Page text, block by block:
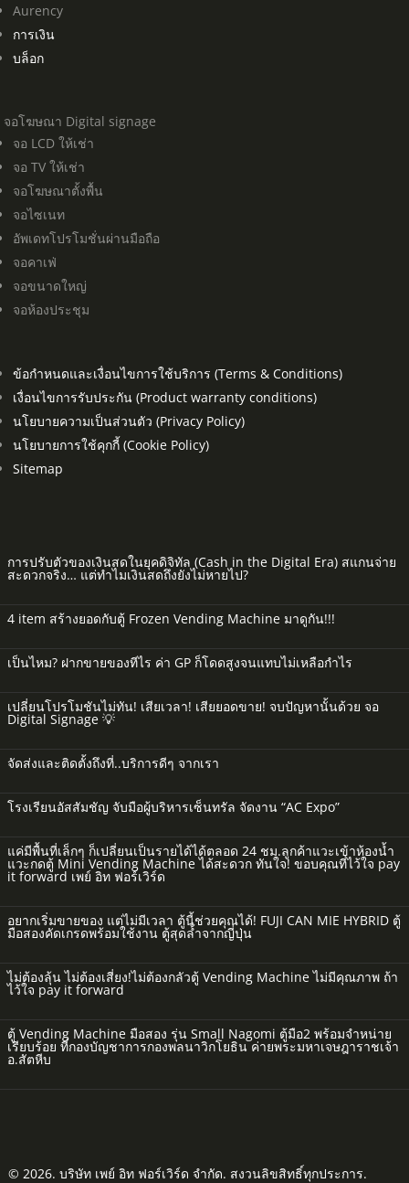
Aurency
การเงิน
บล็อก
จอโฆษณา Digital signage
จอ LCD ให้เช่า
จอ TV ให้เช่า
จอโฆษณาตั้งพื้น
จอไซเนท
อัพเดทโปรโมชั่นผ่านมือถือ
จอคาเฟ่
จอขนาดใหญ่
จอห้องประชุม
ข้อกำหนดและเงื่อนไขการใช้บริการ (Terms & Conditions)
เงื่อนไขการรับประกัน (Product warranty conditions)
นโยบายความเป็นส่วนตัว (Privacy Policy)
นโยบายการใช้คุกกี้ (Cookie Policy)
Sitemap
การปรับตัวของเงินสดในยุคดิจิทัล (Cash in the Digital Era) สแกนจ่าย
สะดวกจริง… แต่ทำไมเงินสดถึงยังไม่หายไป?
4 item สร้างยอดกับตู้ Frozen Vending Machine มาดูกัน!!!
เป็นไหม? ฝากขายของทีไร ค่า GP ก็โดดสูงจนแทบไม่เหลือกำไร
เปลี่ยนโปรโมชันไม่ทัน! เสียเวลา! เสียยอดขาย! จบปัญหานั้นด้วย จอ
Digital Signage 💡
จัดส่งและติดตั้งถึงที่..บริการดีๆ จากเรา
โรงเรียนอัสสัมชัญ จับมือผู้บริหารเซ็นทรัล จัดงาน “AC Expo”
แค่มีพื้นที่เล็กๆ ก็เปลี่ยนเป็นรายได้ได้ตลอด 24 ชม.ลูกค้าแวะเข้าห้องน้ำ
แวะกดตู้ Mini Vending Machine ได้สะดวก ทันใจ! ขอบคุณที่ไว้ใจ pay
it forward เพย์ อิท ฟอร์เวิร์ด
อยากเริ่มขายของ แต่ไม่มีเวลา ตู้นี้ช่วยคุณได้! FUJI CAN MIE HYBRID ตู้
มือสองคัดเกรดพร้อมใช้งาน ตู้สุดล้ำจากญี่ปุ่น
ไม่ต้องลุ้น ไม่ต้องเสี่ยง!ไม่ต้องกลัวตู้ Vending Machine ไม่มีคุณภาพ ถ้า
ไว้ใจ pay it forward
ตู้ Vending Machine มือสอง รุ่น Small Nagomi ตู้มือ2 พร้อมจำหน่าย
เรียบร้อย ที่กองบัญชาการกองพลนาวิกโยธิน ค่ายพระมหาเจษฎาราชเจ้า
อ.สัตหีบ
© 2026. บริษัท เพย์ อิท ฟอร์เวิร์ด จำกัด. สงวนลิขสิทธิ์ทุกประการ.